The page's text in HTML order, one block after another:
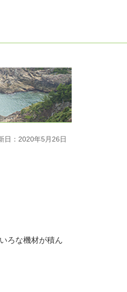
日：2020年5月26日
ろな機材が積ん